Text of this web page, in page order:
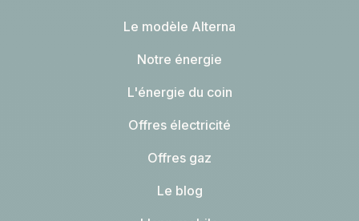
Le modèle Alterna
Notre énergie
L'énergie du coin
Offres électricité
Offres gaz
Le blog